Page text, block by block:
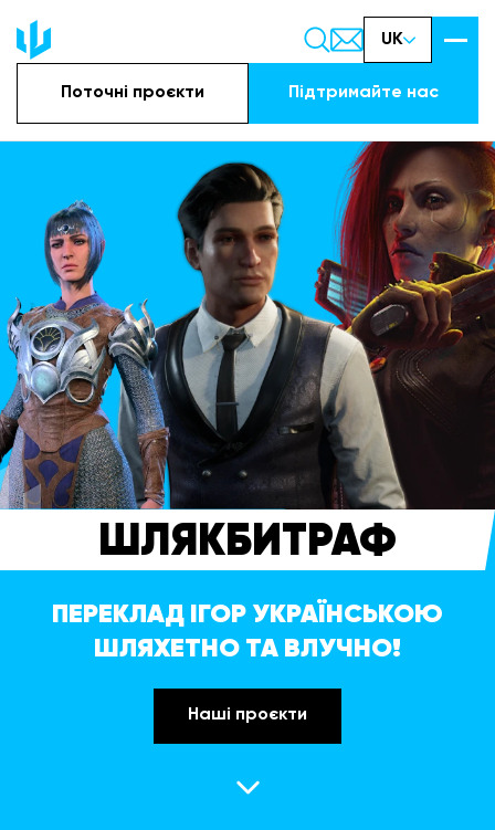
UK
Поточні проєкти Підтримайте наc
ШЛЯКБИТРАФ
ПЕРЕКЛАД ІГОР УКРАЇНСЬКОЮ
ШЛЯХЕТНО ТА ВЛУЧНО!
Наші проєкти